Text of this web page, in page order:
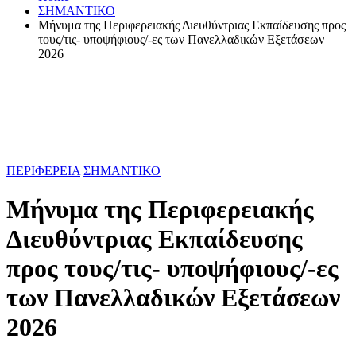
ΣΗΜΑΝΤΙΚΟ
Μήνυμα της Περιφερειακής Διευθύντριας Εκπαίδευσης προς
τους/τις- υποψήφιους/-ες των Πανελλαδικών Εξετάσεων
2026
ΠΕΡΙΦΕΡΕΙΑ ΣΗΜΑΝΤΙΚΟ
Μήνυμα της Περιφερειακής
Διευθύντριας Εκπαίδευσης
προς τους/τις- υποψήφιους/-ες
των Πανελλαδικών Εξετάσεων
2026